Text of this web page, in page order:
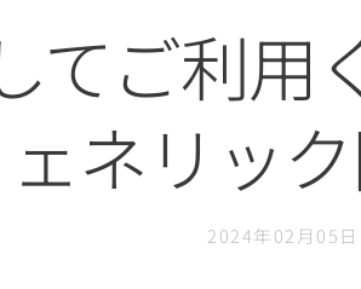
てご利
ェネリッ
2024年02月05日